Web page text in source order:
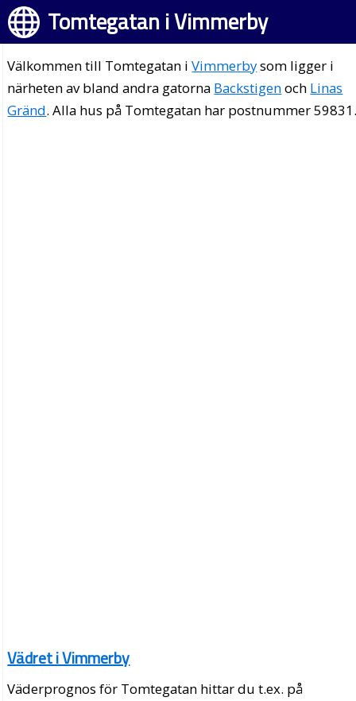
Tomtegatan i Vimmerby
Välkommen till Tomtegatan iVimmerbysom ligger i
närheten av bland andra gatorna Backstigenoch Linas
Gränd. Alla hus på Tomtegatan har postnummer
Vädret i Vimmerby
Väderprognos för Tomtegatan hittar du t.ex. på